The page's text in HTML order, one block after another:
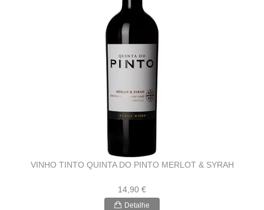
VINHO TINTO QUINTA DO PINTO MERLOT & SYRAH
14,90 €
Detalhe